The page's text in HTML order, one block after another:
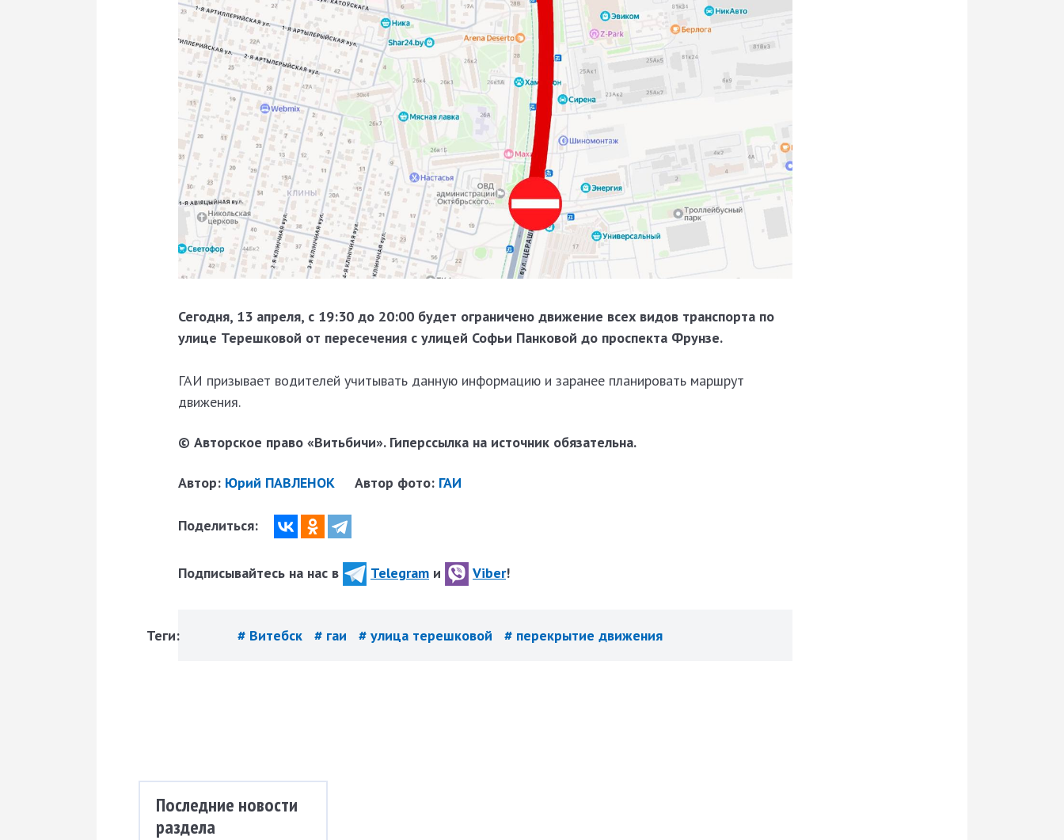
Сегодня, 13 апреля, с 19:30 до 20:00 будет ограничено движение всех видов транспорта по
улице Терешковой от пересечения с улицей Софьи Панковой до проспекта Фрунзе.
ГАИ призывает водителей учитывать данную информацию и заранее планировать маршрут
движения.
© Авторское право «Витьбичи». Гиперссылка на источник обязательна.
Автор: Юрий ПАВЛЕНОК Автор фото: ГАИ
Поделиться:
Подписывайтесь на нас в Telegram и Viber!
Теги: # Витебск # гаи # улица терешковой # перекрытие движения
Последние новости
раздела